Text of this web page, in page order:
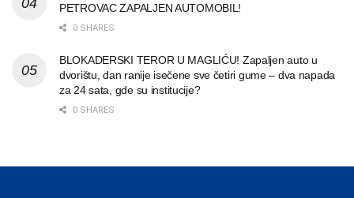
PETROVAC ZAPALJEN AUTOMOBIL!
0 SHARES
BLOKADERSKI TEROR U MAGLIĆU! Zapaljen auto u
dvorištu, dan ranije isečene sve četiri gume – dva napada
za 24 sata, gde su institucije?
0 SHARES